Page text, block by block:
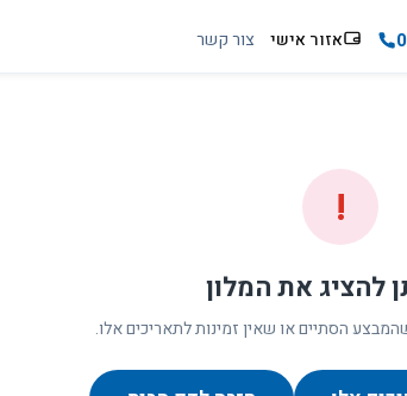
אזור אישי צור קשר
!
להציג את המלון
שהמבצע הסתיים או שאין זמינות לתאריכים אלו.